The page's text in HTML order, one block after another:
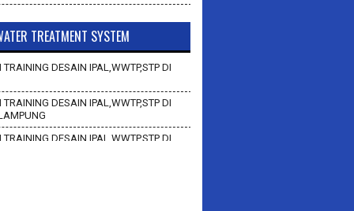
TREATMENT SYSTEM
TRAINING DESAIN IPAL,WWTP,STP DI
TRAINING DESAIN IPAL,WWTP,STP DI
TRAINING DESAIN IPAL,WWTP,STP DI